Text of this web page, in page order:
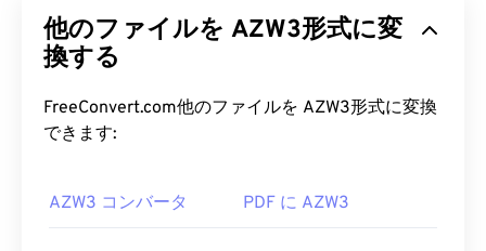
他のファイルを AZW3形式に変
換する
FreeConvert.com他のファイルを AZW3形式に変換
できます:
AZW3 コンバータ PDF に AZW3